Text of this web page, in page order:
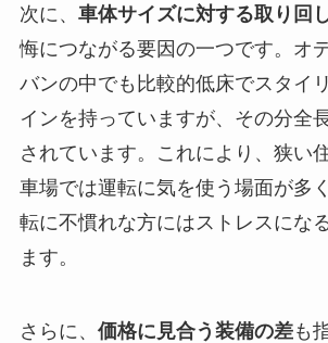
次に、 車体サイズに対する取り回
悔につながる要因の一つです。オ
バンの中でも比較的低床でスタイ
インを持っていますが、その分全
されています。これにより、狭い
車場では運転に気を使う場面が多
転に不慣れな方にはストレスにな
ます。
さらに、 価格に見合う装備の差も